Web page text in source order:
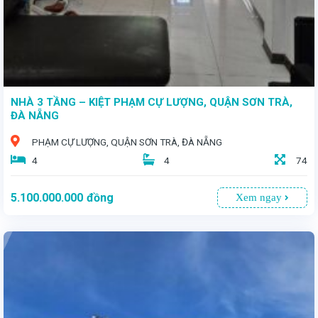
NHÀ 3 TẦNG – KIỆT PHẠM CỰ LƯỢNG, QUẬN SƠN TRÀ,
ĐÀ NẴNG
PHẠM CỰ LƯỢNG, QUẬN SƠN TRÀ, ĐÀ NẴNG
4
4 74
5.100.000.000 đồng Xem ngay